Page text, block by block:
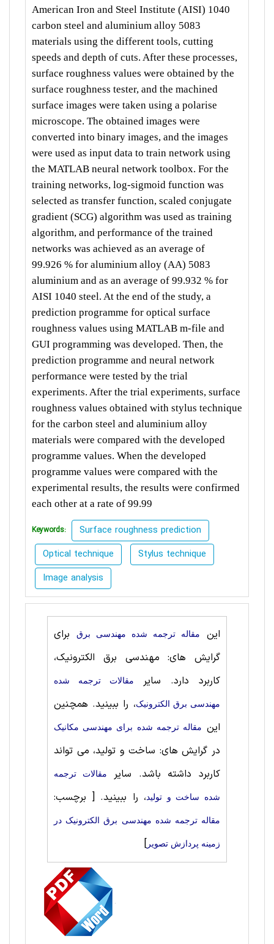
American Iron and Steel Institute (AISI) 1040
carbon steel and aluminium alloy 5083
materials using the different tools, cutting
speeds and depth of cuts. After these processes,
surface roughness values were obtained by the
surface roughness tester, and the machined
surface images were taken using a polarise
microscope. The obtained images were
converted into binary images, and the images
were used as input data to train network using
the MATLAB neural network toolbox. For the
training networks, log-sigmoid function was
selected as transfer function, scaled conjugate
gradient (SCG) algorithm was used as training
algorithm, and performance of the trained
networks was achieved as an average of
99.926 % for aluminium alloy (AA) 5083
aluminium and as an average of 99.932 % for
AISI 1040 steel. At the end of the study, a
prediction programme for optical surface
roughness values using MATLAB m-file and
GUI programming was developed. Then, the
prediction programme and neural network
performance were tested by the trial
experiments. After the trial experiments, surface
roughness values obtained with stylus technique
for the carbon steel and aluminium alloy
materials were compared with the developed
programme values. When the developed
programme values were compared with the
experimental results, the results were confirmed
each other at a rate of 99.99
Keywords:
Surface roughness prediction
Optical technique
Stylus technique
Image analysis
این مقاله ترجمه شده مهندسی برق
برای
گرایش های: مهندسی برق الکترونیک،
کاربرد دارد. سایر
مقالات ترجمه شده
مهندسی برق الکترونیک، را ببینید. همچنین
این مقاله ترجمه شده برای مهندسی مکانیک
در گرایش های: ساخت‌ و تولید، می تواند
کاربرد داشته باشد. سایر
مقالات ترجمه
شده ساخت‌ و تولید، را ببینید.[ برچسب:
مقاله ترجمه شده مهندسی برق الکترونیک در
زمینه پردازش تصویر ]